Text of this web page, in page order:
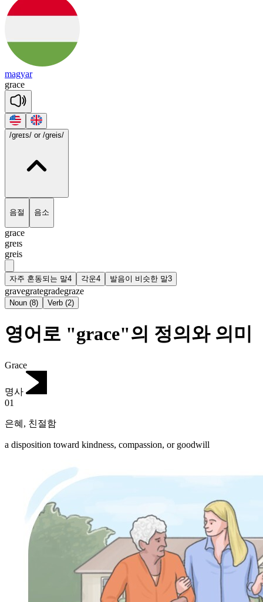
magyar
grace
/greɪs/ or /greis/
음절 음소
grace
greɪs
greis
자주 혼동되는 말4 각운4 발음이 비슷한 말3
gravegrategradegraze
Noun (8) Verb (2)
영어로 "grace"의 정의와 의미
Grace
명사
01
은혜 , 친절함
a disposition toward kindness, compassion, or goodwill